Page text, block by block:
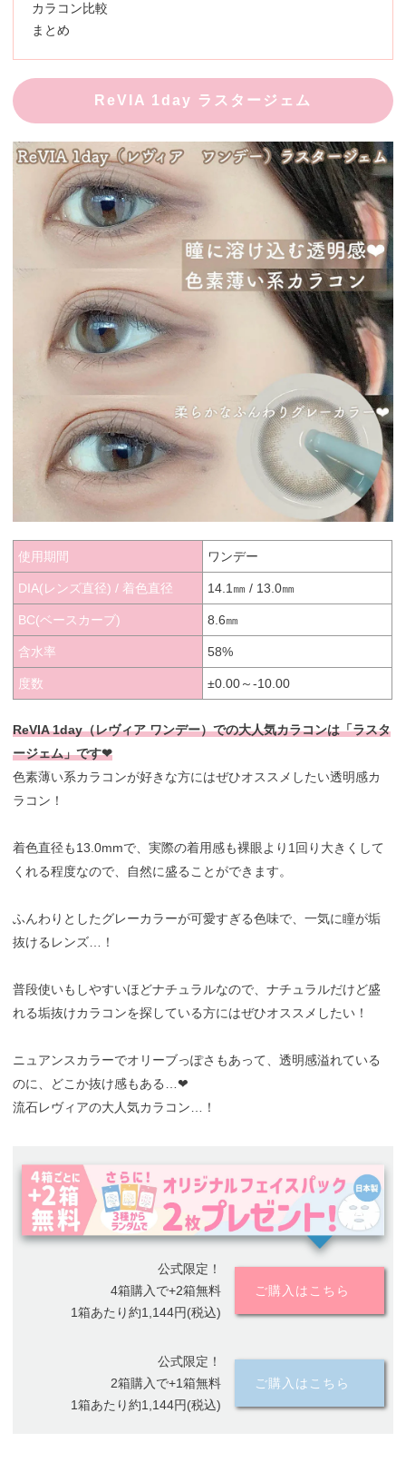
カラコン比較
まとめ
ReVIA 1day ラスタージェム
使用期間 ワンデー
DIA(レンズ直径) / 着色直径 14.1㎜ / 13.0㎜
BC(ベースカーブ) 8.6㎜
含水率 58%
度数 ±0.00～-10.00
ReVIA 1day（レヴィア ワンデー）での大人気カラコンは「ラスタ
ージェム」です❤︎
色素薄い系カラコンが好きな方にはぜひオススメしたい透明感カ
ラコン！
着色直径も13.0mmで、実際の着用感も裸眼より1回り大きくして
くれる程度なので、自然に盛ることができます。
ふんわりとしたグレーカラーが可愛すぎる色味で、一気に瞳が垢
抜けるレンズ…！
普段使いもしやすいほどナチュラルなので、ナチュラルだけど盛
れる垢抜けカラコンを探している方にはぜひオススメしたい！
ニュアンスカラーでオリーブっぽさもあって、透明感溢れている
のに、どこか抜け感もある…❤︎
流石レヴィアの大人気カラコン…！
公式限定！
4箱購入で+2箱無料
1箱あたり約1,144円(税込)
ご購入はこちら
公式限定！
2箱購入で+1箱無料
1箱あたり約1,144円(税込)
ご購入はこちら